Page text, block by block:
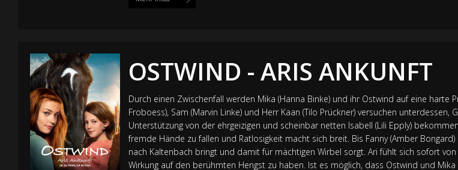
OSTWIND - ARIS ANKUNFT
Durch einen Zwischenfall werden Mika (Hanna Binke) und ihr Ostwind auf eine harte
Froboess), Sam (Marvin Linke) und Herr Kaan (Tilo Prückner) versuchen
Unterstützung von der ehrgeizigen und scheinbar netten Isabell (Lili Epply)
fremde Hände zu fallen und Ratlosigkeit macht sich breit. Bis Fanny (Amber
nach Kaltenbach bringt und damit für mächtigen Wirbel sorgt. Ari fühlt sich sofort
Wirkung auf den berühmten Hengst zu haben. Ist es möglich, dass Ostwind und